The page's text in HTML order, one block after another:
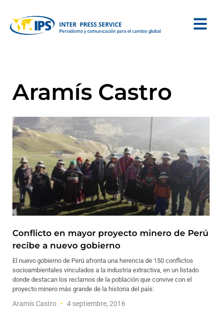
Aramís Castro
Conflicto en mayor proyecto minero de Perú
recibe a nuevo gobierno
El nuevo gobierno de Perú afronta una herencia de 150 conflictos
socioambientales vinculados a la industria extractiva, en un listado
donde destacan los reclamos de la población que convive con el
proyecto minero más grande de la historia del país:
Aramís Castro 4 septiembre, 2016